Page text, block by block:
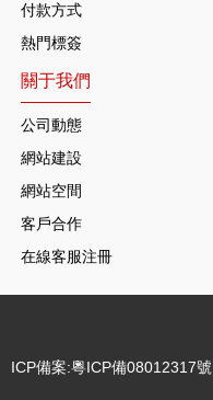
付款方式
熱門標簽
關于我們
公司動態
網站建設
網站空間
客戶合作
在線客服注冊
ICP備案:粵ICP備08012317號